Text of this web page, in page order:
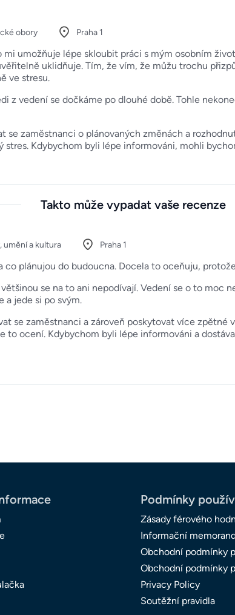
obory Praha 1
umožňuje lépe skloubit práci s mým osobním
uklidňuje. Tím, že vím, že můžu trochu
ve stresu.
z vedení se dočkáme po dlouhé době. Tohle
se zaměstnanci o plánovaných změnách a
Kdybychom byli lépe informováni, mohli
Takto může vypadat vaše recenze
umění a kultura Praha 1
co plánujou do budoucna. Docela to oceňuju,
se na to ani nepodívají. Vedení se o to moc
a jede si po svým.
se zaměstnanci a zároveň poskytovat více zpětné
to ocení. Kdybychom byli lépe informováni a
Podmínky
Zásady férového
Informační
Obchodní podmínky
Obchodní podmínky
Privacy Policy
Soutěžní pravidla